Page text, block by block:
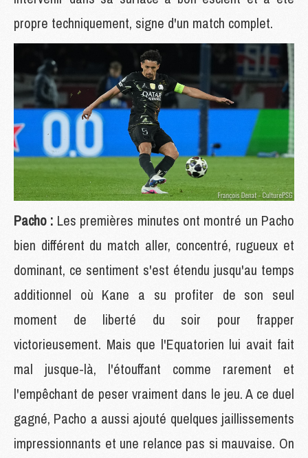
propre techniquement, signe d'un match complet.
Pacho : Les premières minutes ont montré un Pacho
bien différent du match aller, concentré, rugueux et
dominant, ce sentiment s'est étendu jusqu'au temps
additionnel où Kane a su profiter de son seul
moment de liberté du soir pour frapper
victorieusement. Mais que l'Equatorien lui avait fait
mal jusque-là, l'étouffant comme rarement et
l'empêchant de peser vraiment dans le jeu. A ce duel
gagné, Pacho a aussi ajouté quelques jaillissements
impressionnants et une relance pas si mauvaise. On